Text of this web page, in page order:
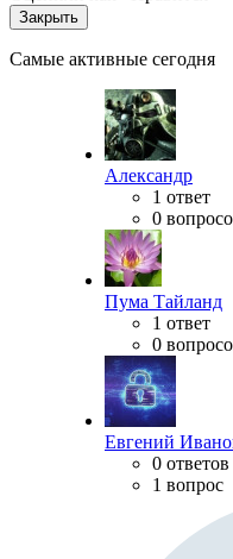
Закрыть
Самые активные сегодня
Александр
1 ответ
0
Пума Тайланд
1 ответ
0
Евгений
0 ответов
1 вопрос